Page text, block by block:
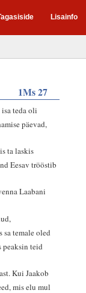
Lisainfo
1Ms 27
teda oli
päevad,
ta laskis
Eesav trööstib
Laabani
sa temale oled
peaksin teid
Kui Jaakob
mis elu mul